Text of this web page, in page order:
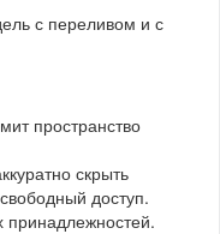
с переливом и с
пространство
скрыть
доступ.
принадлежностей.